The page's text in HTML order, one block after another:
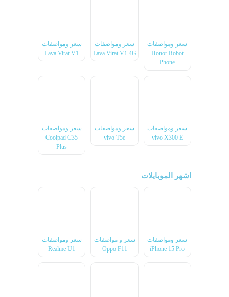
سعر ومواصفات
Honor Robot
Phone
سعر ومواصفات
Lava Virat V1 4G
سعر ومواصفات
Lava Virat V1
سعر ومواصفات
vivo X300 E
سعر ومواصفات
vivo T5e
سعر ومواصفات
Coolpad C35
Plus
اشهر الموبايلات
سعر ومواصفات
iPhone 15 Pro
سعر و مواصفات
Oppo F11
سعر ومواصفات
Realme U1